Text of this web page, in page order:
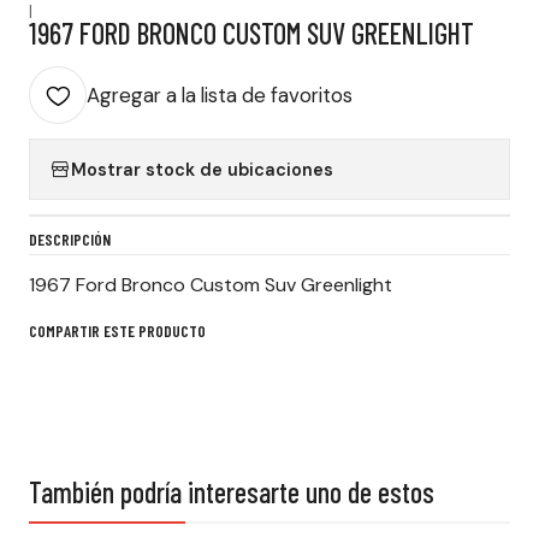
|
1967 FORD BRONCO CUSTOM SUV GREENLIGHT
Agregar a la lista de favoritos
Mostrar stock de ubicaciones
DESCRIPCIÓN
1967 Ford Bronco Custom Suv Greenlight
COMPARTIR ESTE PRODUCTO
También podría interesarte uno de estos